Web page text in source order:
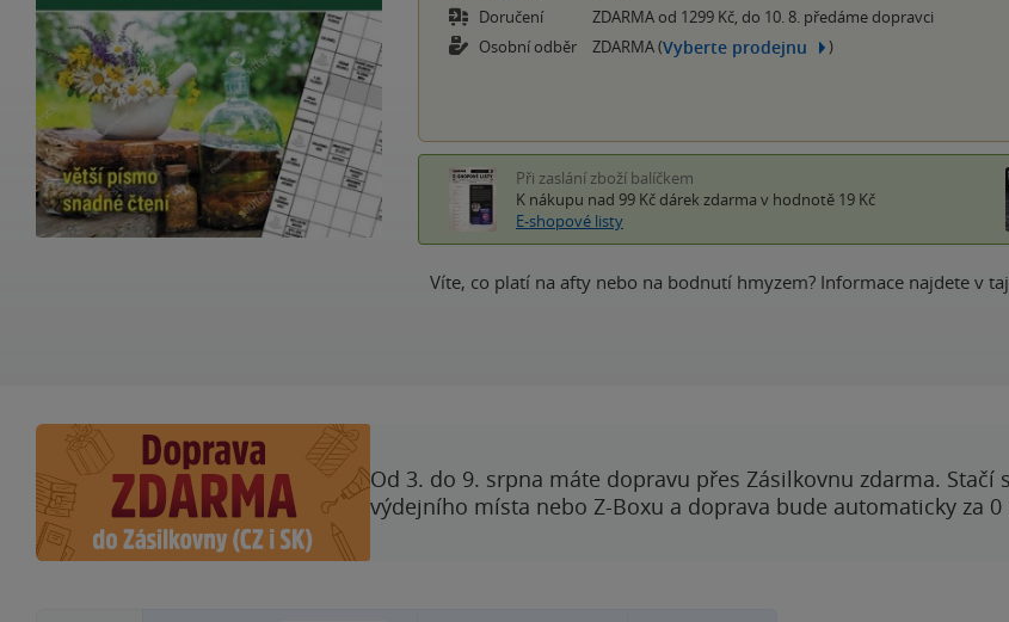
Doručení
ZDARMA od 1299 Kč, do 10. 8. předáme dopravci
Osobní odběr
ZDARMA (Vyberte prodejnu )
Při zaslání zboží balíčkem
K nákupu nad 99 Kč dárek zdarma v hodnotě 19 Kč
E-shopové listy
Víte, co platí na afty nebo na bodnutí hmyzem? Informace najdete v
Od 3. do 9. srpna máte dopravu přes Zásilkovnu zdarma.
výdejního místa nebo Z-Boxu a doprava bude automaticky za 0